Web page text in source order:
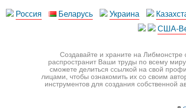
Россия Беларусь Украина
США-
Создавайте и храните на Либмонстре
распространит Ваши труды по всему
сможете делиться ссылкой на свой
лицами, чтобы ознакомить их со своим
инструментов для создания собственной